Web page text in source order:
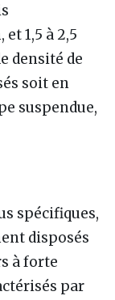
1,5 à 2,5
densité de
soit en
suspendue,
spécifiques,
disposés
à forte
par